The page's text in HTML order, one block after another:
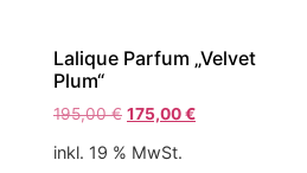
Lalique Parfum „Velvet
Plum“
195,00€ 175,00€
inkl. 19 % MwSt.